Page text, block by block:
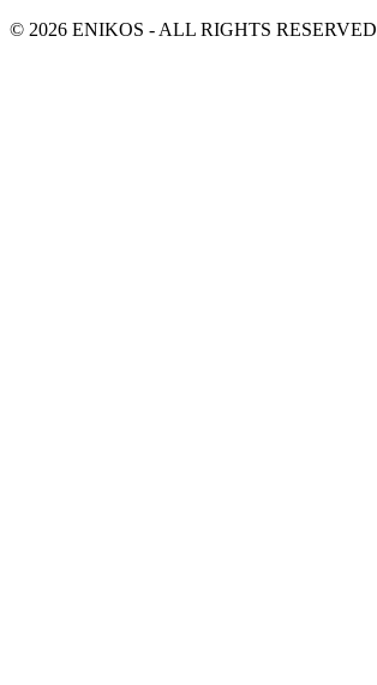
© 2026 ENIKOS - ALL RIGHTS RESERVED